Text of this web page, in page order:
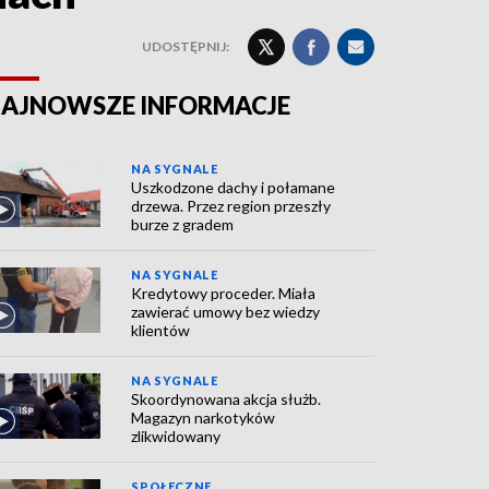
UDOSTĘPNIJ:
INFORMACJE
NA SYGNALE
Uszkodzone dachy i połamane
drzewa. Przez region przeszły
burze z gradem
NA SYGNALE
Kredytowy proceder. Miała
zawierać umowy bez wiedzy
klientów
NA SYGNALE
Skoordynowana akcja służb.
Magazyn narkotyków
zlikwidowany